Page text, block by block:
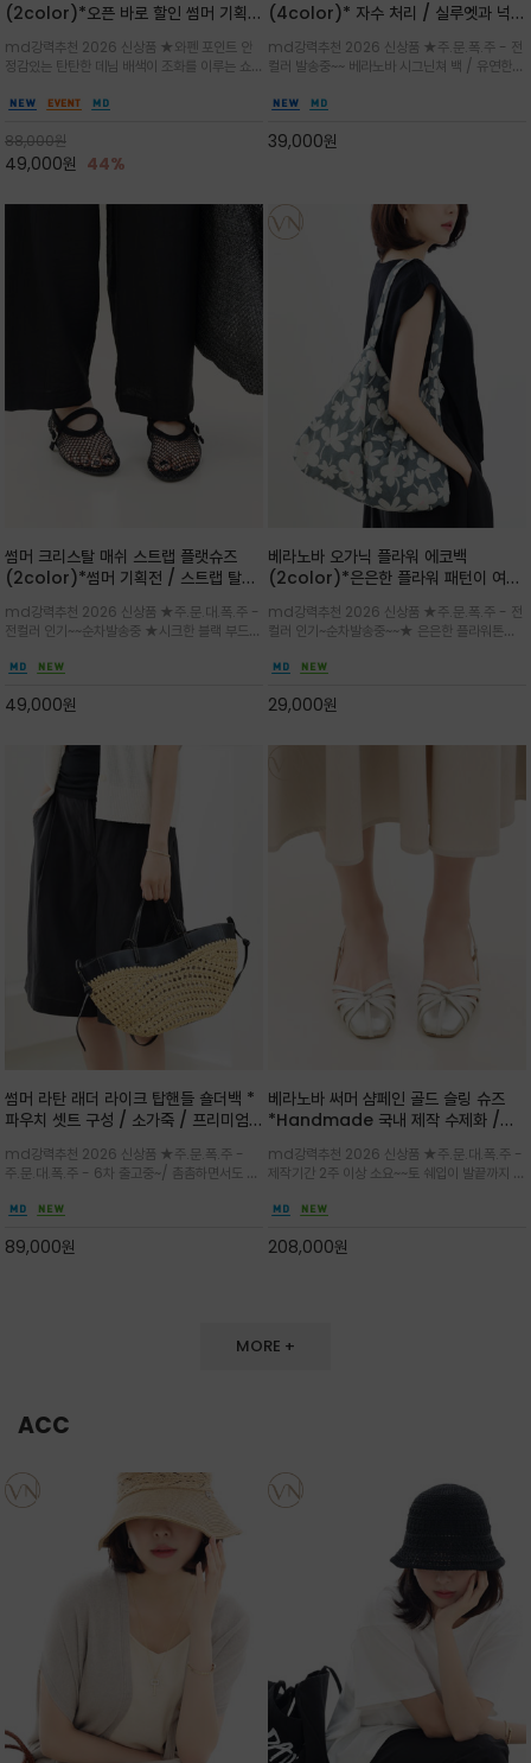
(2color)*오픈 바로 할인 썸머 기획
말 모임룩, 여행룩까지 ~
md강력추천 2026 신상품 ★와펜 포인트 안
정감있는 탄탄한 데님 배색이 조화를 이루는 쇼
클래식한 네이비·아이보리 스트라이프와 산뜻한
88,000원
49,000원 44%
(4color)* 자수 처리 / 실루엣과 넉넉
셜 숄더백
md강력추천 2026 신상품 ★주.문.폭.주 - 전
컬러 발송중~~ 베라노바 시그닌쳐 백 / 유연한
설계로 어깨의 피로도를 낮춰 편안한 착용/가볍
리 숄더백
39,000원
썸머 크리스탈 매쉬 스트랩 플랫슈즈
(2color)*썸머 기획전 / 스트랩 탈착
세한 메쉬 짜임 위로 은은하게 반짝이는
크리스탈 디테일을 더한 플랫슈즈
md강력추천 2026 신상품 ★주.문.대.폭.주 -
전컬러 인기~~순차발송중 ★시크한 블랙 부드러
하게 좋으며 가볍고 시원해 데일리 만능 아이템 /
49,000원
베라노바 오가닉 플라워 에코백
(2color)*은은한 플라워 패턴이 여름
코백
md강력추천 2026 신상품 ★주.문.폭.주 - 전
컬러 인기~순차발송중~~★ 은은한 플라워톤이
고급스럽게 내추럴한 감성의 천연 오가닉 코튼소
해져 완성
29,000원
썸머 라탄 래더 라이크 탑핸들 숄더백 *
파우치 셋트 구성 / 소가죽 / 프리미엄
라이크 배색이 조화롭게 어우러진 탑핸
들 숄더백
md강력추천 2026 신상품 ★주.문.폭.주 -
주.문.대.폭.주 - 6차 출고중~/ 촘촘하면서도 입
만들며 부드러운 곡선의 바스켓 실루엣에 넉넉한
양한 연출이
89,000원
베라노바 써머 샴페인 골드 슬링 슈즈
*Handmade 국내 제작 수제화 /은
스럽게 밝혀주는 슬링백 플랫슈
md강력추천 2026 신상품 ★주.문.대.폭.주 -
제작기간 2주 이상 소요~~토 쉐입이 발끝까지 세
끔한 디자인과 베이직한 컬러감으로 높은 활용도
일까지 두루 잘 어울리는 활2
208,000원
MORE +
ACC